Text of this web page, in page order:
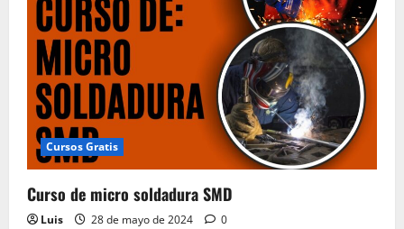
Cursos Gratis
Curso de micro soldadura SMD
Luis 28 de mayo de 2024 0